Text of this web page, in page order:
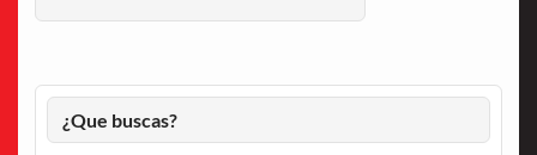
¿Que buscas?